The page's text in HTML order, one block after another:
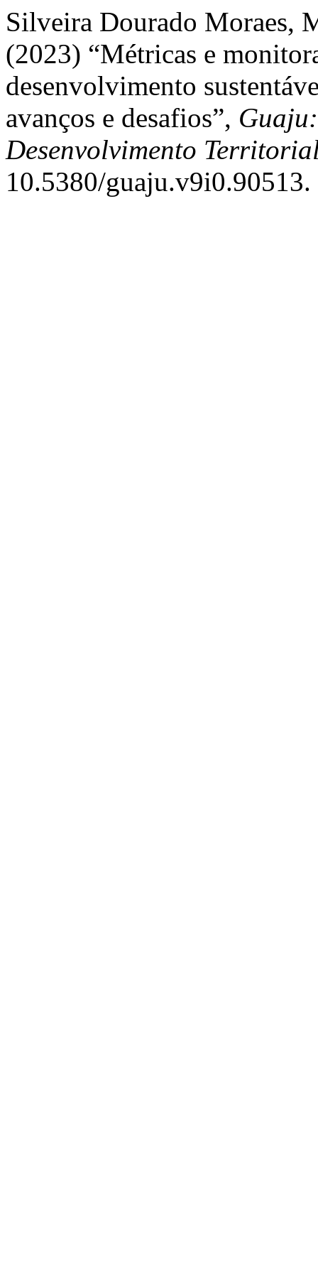
Silveira Dourado Moraes,
(2023) “Métricas e
desenvolvimento
avanços e desafios”,
Desenvolvimento
10.5380/guaju.v9i0.90513.